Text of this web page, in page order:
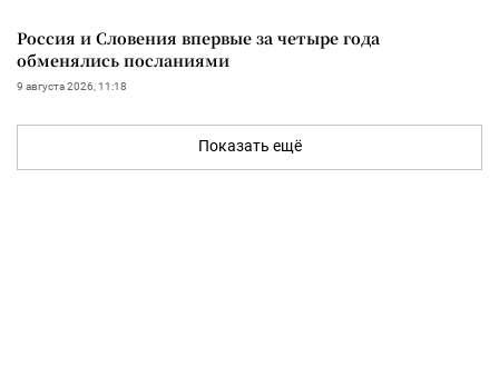
Россия и Словения впервые за четыре года
обменялись посланиями
9 августа 2026, 11:18
Показать ещё